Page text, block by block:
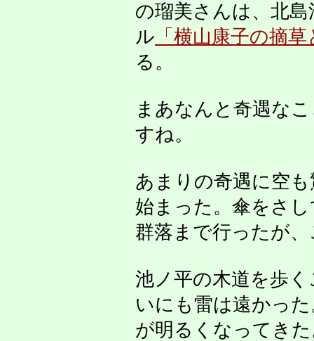
の瑠美さんは、北
ル 「横山康子の摘
る。
まあなんと奇遇な
すね。
あまりの奇遇に空
始まった。傘をさ
群落まで行ったが
池ノ平の木道を歩
いにも雷は遠かっ
が明るくなってき